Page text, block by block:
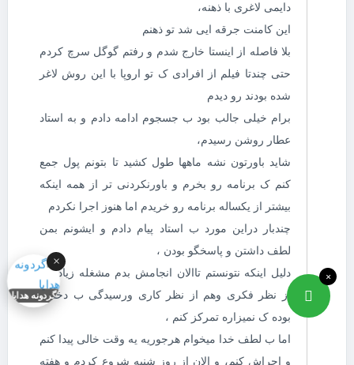
دایمی لاغری با ذهنه،
این کامنت جرقه ایی شد تو ذهنم
بلا فاصله از اینستا خارج شدم و رفتم گوگل سرچ کردم
حتی چندتا فیلم از افرادی ک تو اروپا با این روش لاغر
شده بودند رو دیدم
برام خیلی جالب بود ب جسجوم ادامه دادم و به استاد
عطار روشن رسیدم،
شاید باورتون نشه ماهها طول کشید تا بتونم پول جمع
کنم ک برنامه رو بخرم و باورنکردنی تر از همه اینکه
بیشتر از یکساله برنامه رو خریدم اما هنوز اجرا نکردم
چندبار دراین مورد ب استاد پیام دادم و ایشونم بمن
لطف داشتن و پاسخگو بودن ،
دلیل اینکه نتونستم تاالان انجامش بدم مشغله زیاد چه
از نظر فکری وهم از نظر کاری ورسیدگی ب دخترم
بوده ک نمیزاره تمرکز کنم ،
اما ب لطف خدا میخوام هرجوریه یه وقت خالی پیدا کنم
و اجراش کنم، و الان از روز شنبه شروع کردم و هفته
×
×
گردونه هدایا